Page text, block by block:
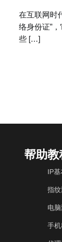
在互联网时
络身份证”
些 […]
帮助教
IP
指
电
手